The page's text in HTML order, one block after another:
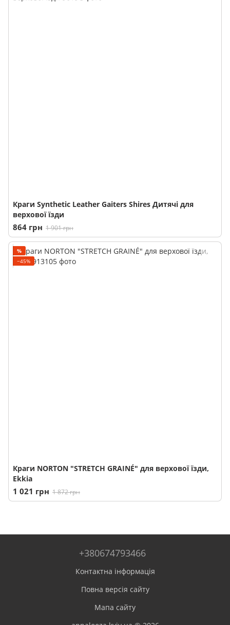
Краги Synthetic Leather Gaiters Shires Дитячі для
верхової їзди
864 грн 1 901 грн
%
−45%
Краги NORTON "STRETCH GRAINÉ" для верхової їзди,
Ekkia
1 021 грн 1 872 грн
+380674793466
Контактна інформація
Повна версія сайту
Мапа сайту